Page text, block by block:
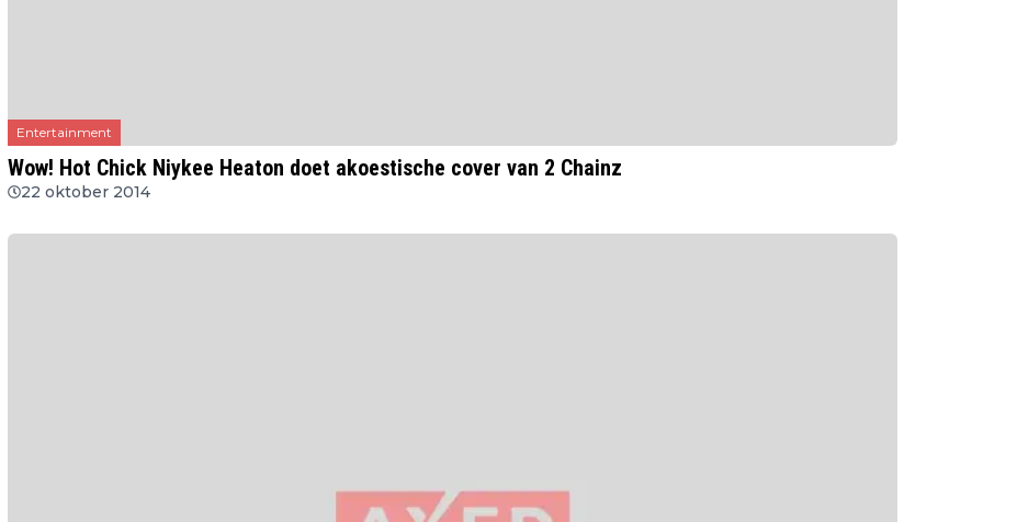
Entertainment
Wow! Hot Chick Niykee Heaton doet akoestische cover van 2 Chainz
22 oktober 2014